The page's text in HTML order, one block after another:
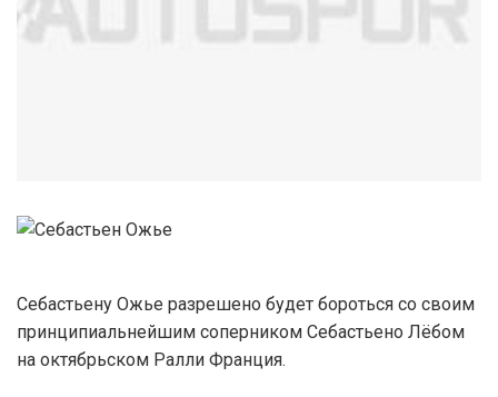
Себастьену Ожье разрешено будет бороться со своим
принципиальнейшим соперником Себастьено Лёбом
на октябрьском Ралли Франция.